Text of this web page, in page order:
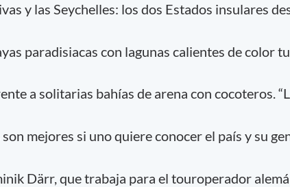
y las Seychelles: los dos Estados insulares
paradisiacas con lagunas calientes de color
a solitarias bahías de arena con cocoteros.
mejores si uno quiere conocer el país y su
Därr, que trabaja para el touroperador